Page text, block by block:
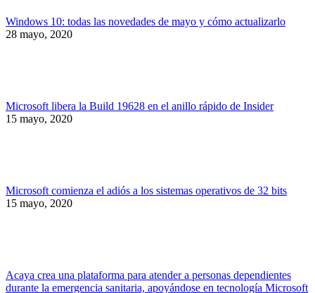
Windows 10: todas las novedades de mayo y cómo actualizarlo
28 mayo, 2020
Microsoft libera la Build 19628 en el anillo rápido de Insider
15 mayo, 2020
Microsoft comienza el adiós a los sistemas operativos de 32 bits
15 mayo, 2020
Acaya crea una plataforma para atender a personas dependientes
durante la emergencia sanitaria, apoyándose en tecnología Microsoft